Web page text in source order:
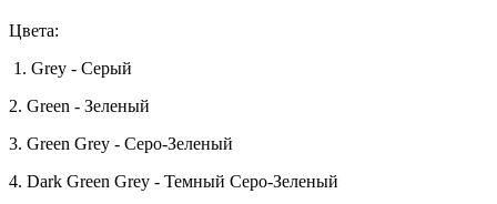
Цвета:
1. Grey - Серый
2. Green - Зеленый
3. Green Grey - Серо-Зеленый
4. Dark Green Grey - Темный Серо-Зеленый